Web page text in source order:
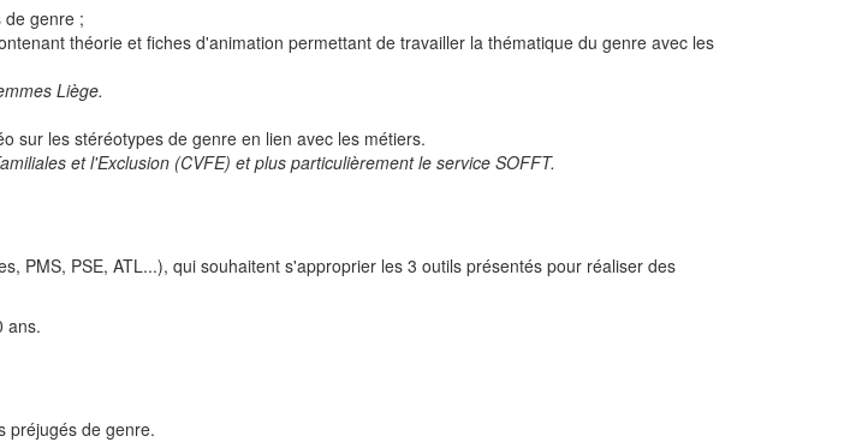
de genre ;
théorie et fiches d'animation permettant de travailler la thématique du genre avec les
Liège.
sur les stéréotypes de genre en lien avec les métiers.
et l'Exclusion (CVFE) et plus particulièrement le service SOFFT.
PMS, PSE, ATL...), qui souhaitent s'approprier les 3 outils présentés pour réaliser des
ans.
préjugés de genre.